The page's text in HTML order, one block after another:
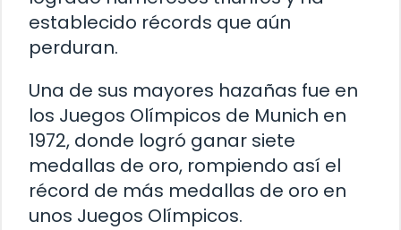
establecido récords que aún
perduran.
Una de sus mayores hazañas fue en
los Juegos Olímpicos de Munich en
1972, donde logró ganar siete
medallas de oro, rompiendo así el
récord de más medallas de oro en
unos Juegos Olímpicos.